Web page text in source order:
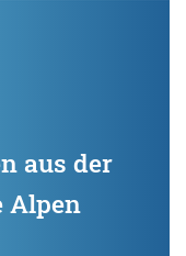
aus der
Alpen